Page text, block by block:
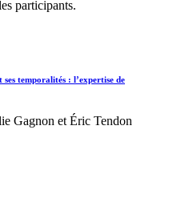
participants.
temporalités : l’expertise de
Gagnon et Éric Tendon